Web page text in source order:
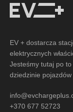
EV + dostarcza
elektrycznych
Jesteśmy tutaj po
dziedzinie
+370 677 52723